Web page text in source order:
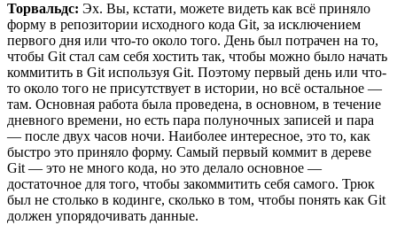
Торвальдс: Эх. Вы, кстати, можете видеть как всё приняло
форму в репозитории исходного кода Git, за исключением
первого дня или что-то около того. День был потрачен на то,
чтобы Git стал сам себя хостить так, чтобы можно было начать
коммитить в Git используя Git. Поэтому первый день или что-
то около того не присутствует в истории, но всё остальное —
там. Основная работа была проведена, в основном, в течение
дневного времени, но есть пара полуночных записей и пара
— после двух часов ночи. Наиболее интересное, это то, как
быстро это приняло форму. Самый первый коммит в дереве
Git — это не много кода, но это делало основное —
достаточное для того, чтобы закоммитить себя самого. Трюк
был не столько в кодинге, сколько в том, чтобы понять как Git
должен упорядочивать данные.